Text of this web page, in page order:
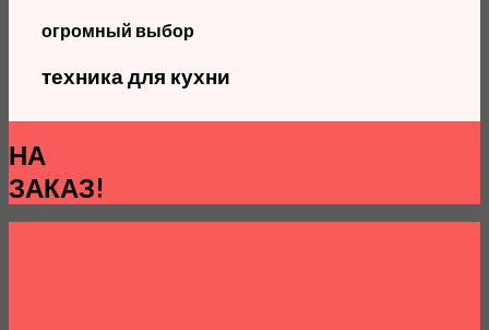
огромный выбор
техника для кухни
НА
ЗАКАЗ!